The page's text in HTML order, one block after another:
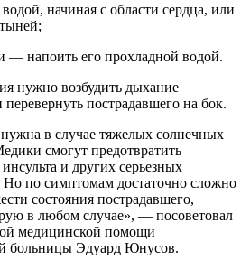
начиная с области сердца, или
— напоить его прохладной водой.
нужно возбудить дыхание
пострадавшего на бок.
в случае тяжелых солнечных
смогут предотвратить
и других серьезных
Но по симптомам достаточно сложно
состояния пострадавшего,
в любом случае», — посоветовал
медицинской помощи
больницы Эдуард Юнусов.